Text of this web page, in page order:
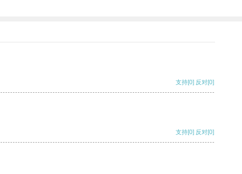
支持[0] 反对[0]
支持[0] 反对[0]